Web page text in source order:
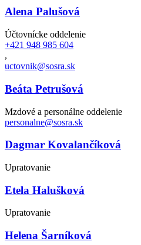
Alena Palušová
Účtovnícke oddelenie
+421 948 985 604
,
uctovnik@sosra.sk
Beáta Petrušová
Mzdové a personálne oddelenie
personalne@sosra.sk
Dagmar Kovalančíková
Upratovanie
Etela Halušková
Upratovanie
Helena Šarníková